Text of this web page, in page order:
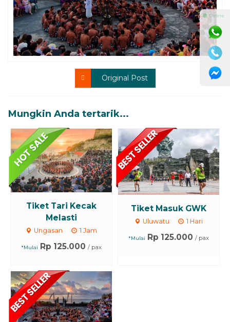
Original Post
Mungkin Anda tertarik...
Tiket Tari Kecak
Melasti
Ungasan 1 Jam
*Mulai Rp 125.000 / pax
Tiket Masuk GWK
Uluwatu 1 Hari
*Mulai Rp 125.000 / pax
⚫ Online